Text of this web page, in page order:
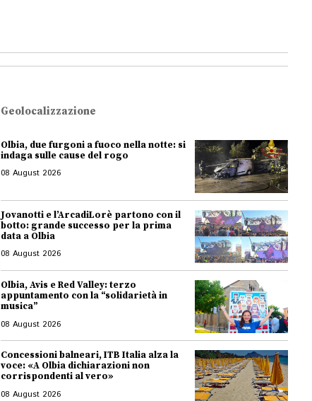
Geolocalizzazione
Olbia, due furgoni a fuoco nella notte: si
indaga sulle cause del rogo
08 August 2026
Jovanotti e l’ArcadiLorè partono con il
botto: grande successo per la prima
data a Olbia
08 August 2026
Olbia, Avis e Red Valley: terzo
appuntamento con la “solidarietà in
musica”
08 August 2026
Concessioni balneari, ITB Italia alza la
voce: «A Olbia dichiarazioni non
corrispondenti al vero»
08 August 2026